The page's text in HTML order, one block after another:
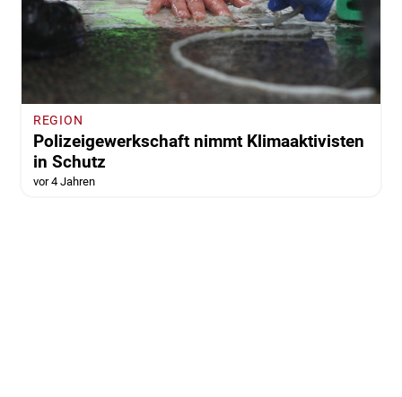
REGION
Polizeigewerkschaft nimmt Klimaaktivisten
in Schutz
vor 4 Jahren